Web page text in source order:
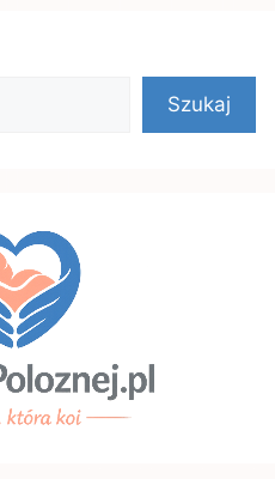
Szukaj